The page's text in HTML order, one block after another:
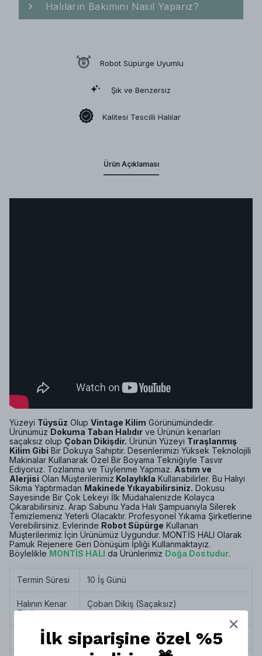
Halıların Bakımını Nasıl Yaparız?
Robot Süpürge Uyumlu
Şık ve Benzersiz
Kalitesi Tescilli Halılar
Ürün Açıklaması
Yüzeyi Tüysüz Olup Vintage Kilim Görünümündedir.
Ürünümüz Dokuma Taban Halıdır ve Ürünün kenarları
saçaksız olup Çoban Dikişdir. Ürünün Yüzeyi Tıraşlanmış
Kilim Gibi Bir Dokuya Sahiptir. Desenlerimizi Yüksek Teknolojili
Makinalar Kullanarak Özel Bir Boyama Tekniğiyle Tasvir
Ediyoruz. Tozlanma ve Tüylenme Yapmaz. Astım ve
Alerjisi Olan Müşterilerimiz Kolaylıkla Kullanabilirler. Bu Halıyı
Sıkma Yaptırmadan Makinede Yıkayabilirsiniz. Dokusu
Sayesinde Bir Çok Lekeyi İlk Müdahalenizde Kolayca
Çıkarabilirsiniz. Arap Sabunu Yada Halı Şampuanıyla Silerek
Temizlemeniz Yeterli Olacaktır. Profesyonel Yıkama Şirketlerine
Verebilirsiniz. Evlerinde Robot Süpürge Kullanan
Müşterilerimiz İçin Ürünümüz Uygundur. MONTİS HALI Olarak
Pamuk Rejenere Geri Dönüşüm İpliği Kullanmaktayız.
Böylelikle MONTİS HALI da Ürünlerimiz Doğa Dostudur.
Termin Süresi 10 İş Günü
Halının Kenar
Türü
Çoban Dikiş (Saçaksız)
Dokuma Taban Halı
İlk siparişine özel %5